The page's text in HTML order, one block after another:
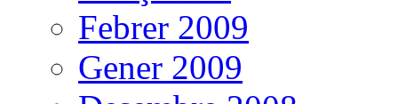
Febrer 2009
Gener 2009